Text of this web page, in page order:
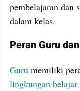
pembelajaran dan
dalam kelas.
Peran Guru
Guru memiliki
lingkungan belajar